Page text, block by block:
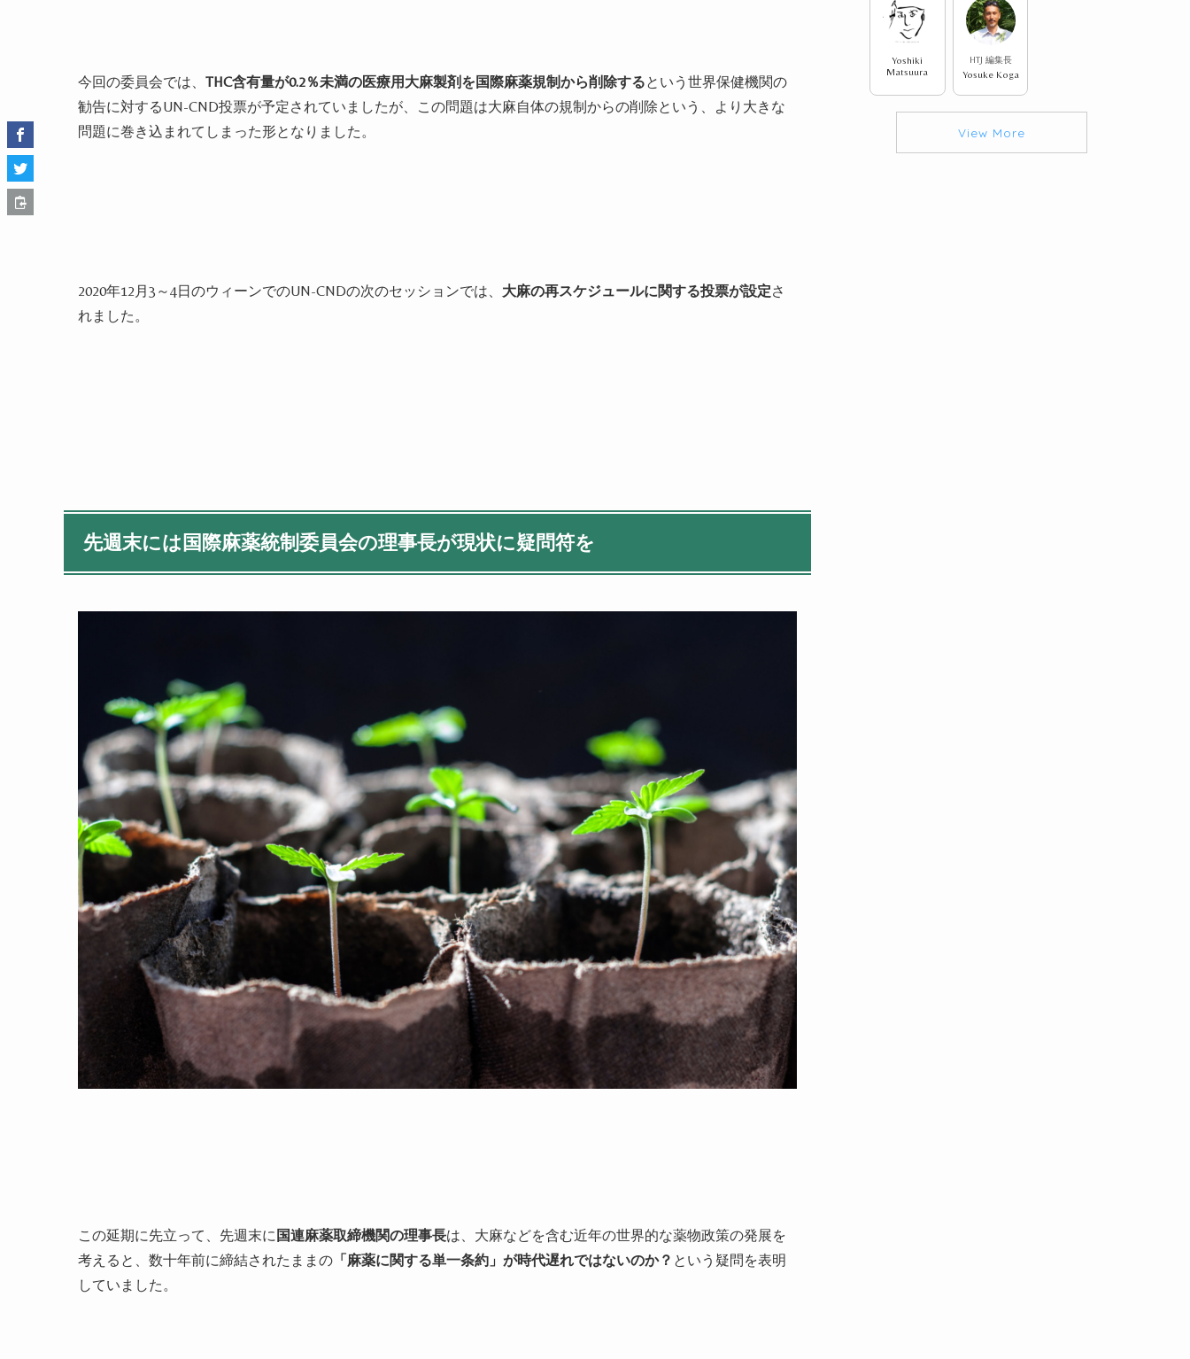
今回の委員会では、 THC含有量が0.2％未満の医療用大麻製剤を国際麻薬規制から削除するという世界保健機関の
勧告に対するUN-CND投票が予定されていましたが、この問題は大麻自体の規制からの削除という、より大きな
問題に巻き込まれてしまった形となりました。
2020年12 月3 ～4日のウィーンでのUN-CNDの次のセッションでは、 大麻の再スケジュールに関する投票が設定さ
れました。
先週末には国際麻薬統制委員会の理事長が現状に疑問符を
この延期に先立って、先週末に 国連麻薬取締機関の理事長は、大麻などを含む近年の世界的な薬物政策の発展を
考えると、数十年前に締結されたままの 「麻薬に関する単一条約」が時代遅れではないのか？ という疑問を表明
していました。
Yoshiki
Matsuura
HTJ 編集長
Yosuke Koga
View More